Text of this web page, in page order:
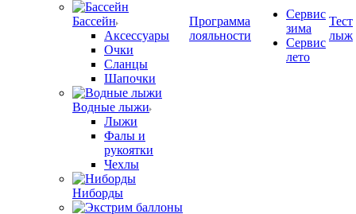
Бассейн
Аксессуары
Очки
Сланцы
Шапочки
Водные лыжи
Лыжи
Фалы и
рукоятки
Чехлы
Ниборды
Программа
лояльности
Сервис
зима
Сервис
лето
Тест
лыж